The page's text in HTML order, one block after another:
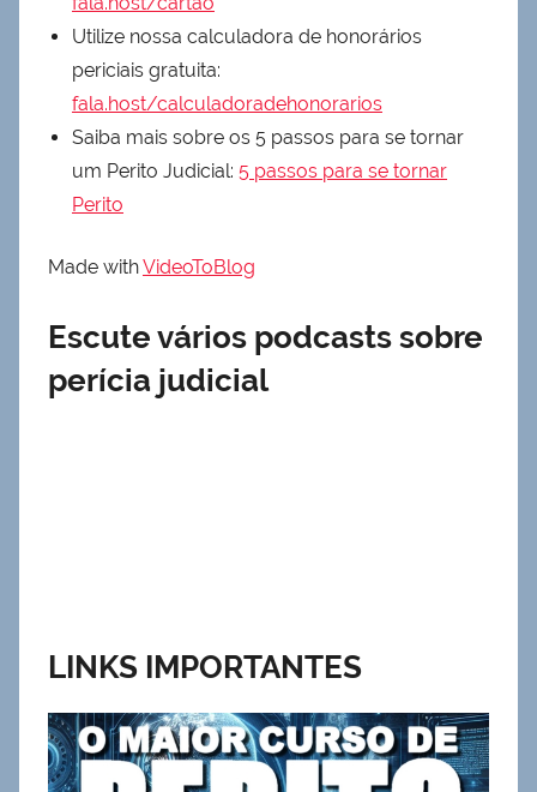
Utilize nossa calculadora de honorários
periciais gratuita:
fala.host/calculadoradehonorarios
Saiba mais sobre os 5 passos para se tornar
um Perito Judicial: 5 passos para se tornar
Perito
Made withVideoToBlog
Escute vários podcasts sobre
perícia judicial
LINKS IMPORTANTES